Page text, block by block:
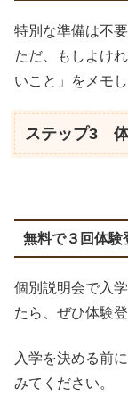
特別な準備は不要
ただ、もしよけ
いこと」をメモ
ステップ3
無料で３回体験
個別説明会で入
たら、ぜひ体験
入学を決める前
みてください。